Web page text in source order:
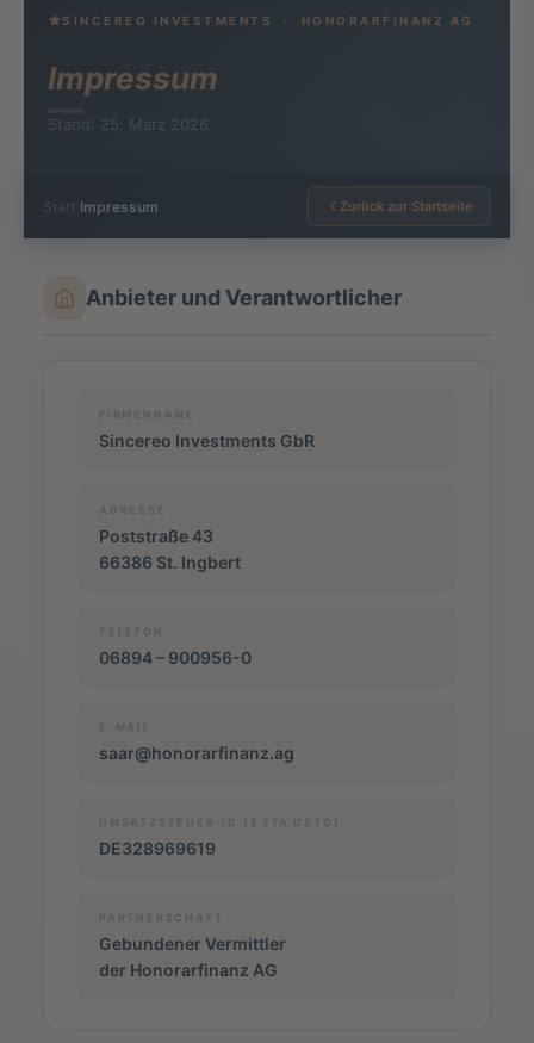
SINCEREO INVESTMENTS · HONORARFINANZ AG
Impressum
Stand: 25. März 2026
Start Impressum Zurück zur Startseite
Anbieter und Verantwortlicher
FIRMENNAME
Sincereo Investments GbR
ADRESSE
Poststraße 43
66386 St. Ingbert
TELEFON
06894 – 900956-0
E-MAIL
saar@honorarfinanz.ag
UMSATZSTEUER-ID (§ 27A USTG)
DE328969619
PARTNERSCHAFT
Gebundener Vermittler
der Honorarfinanz AG